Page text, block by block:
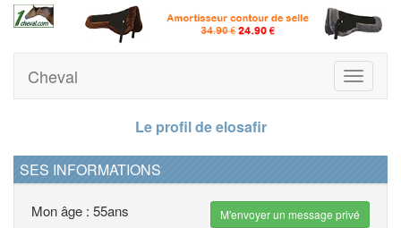
Toggle
Cheval
Le profil de elosafir
SES INFORMATIONS
Mon âge : 55ans
M'envoyer un message privé